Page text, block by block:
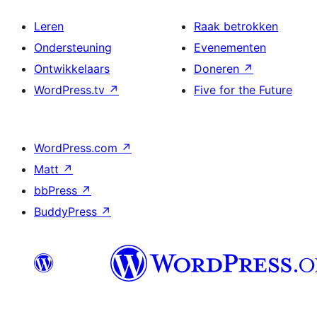
Leren
Ondersteuning
Ontwikkelaars
WordPress.tv ↗
Raak betrokken
Evenementen
Doneren ↗
Five for the Future
WordPress.com ↗
Matt ↗
bbPress ↗
BuddyPress ↗